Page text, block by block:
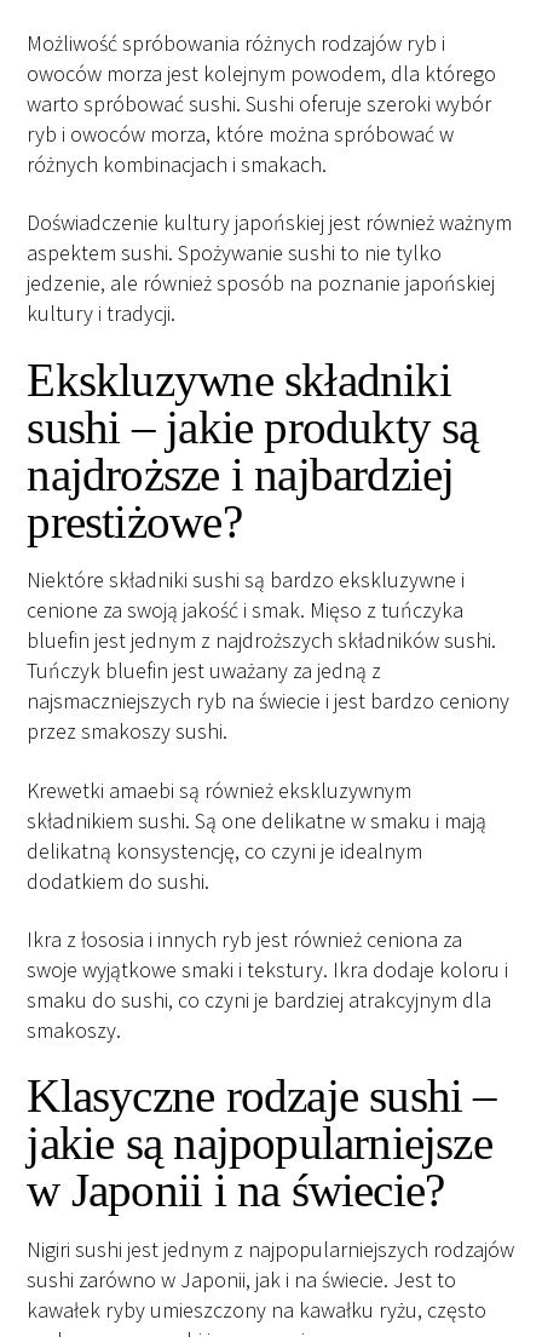
Możliwość spróbowania różnych rodzajów ryb i
owoców morza jest kolejnym powodem, dla którego
warto spróbować sushi. Sushi oferuje szeroki wybór
ryb i owoców morza, które można spróbować w
różnych kombinacjach i smakach.
Doświadczenie kultury japońskiej jest również ważnym
aspektem sushi. Spożywanie sushi to nie tylko
jedzenie, ale również sposób na poznanie japońskiej
kultury i tradycji.
Ekskluzywne składniki
sushi – jakie produkty są
najdroższe i najbardziej
prestiżowe?
Niektóre składniki sushi są bardzo ekskluzywne i
cenione za swoją jakość i smak. Mięso z tuńczyka
bluefin jest jednym z najdroższych składników sushi.
Tuńczyk bluefin jest uważany za jedną z
najsmaczniejszych ryb na świecie i jest bardzo ceniony
przez smakoszy sushi.
Krewetki amaebi są również ekskluzywnym
składnikiem sushi. Są one delikatne w smaku i mają
delikatną konsystencję, co czyni je idealnym
dodatkiem do sushi.
Ikra z łososia i innych ryb jest również ceniona za
swoje wyjątkowe smaki i tekstury. Ikra dodaje koloru i
smaku do sushi, co czyni je bardziej atrakcyjnym dla
smakoszy.
Klasyczne rodzaje sushi –
jakie są najpopularniejsze
w Japonii i na świecie?
Nigiri sushi jest jednym z najpopularniejszych rodzajów
sushi zarówno w Japonii, jak i na świecie. Jest to
kawałek ryby umieszczony na kawałku ryżu, często